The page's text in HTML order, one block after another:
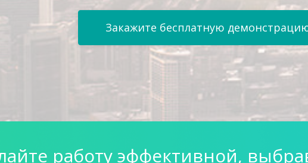
Закажите бесплатную
работу эффективной,